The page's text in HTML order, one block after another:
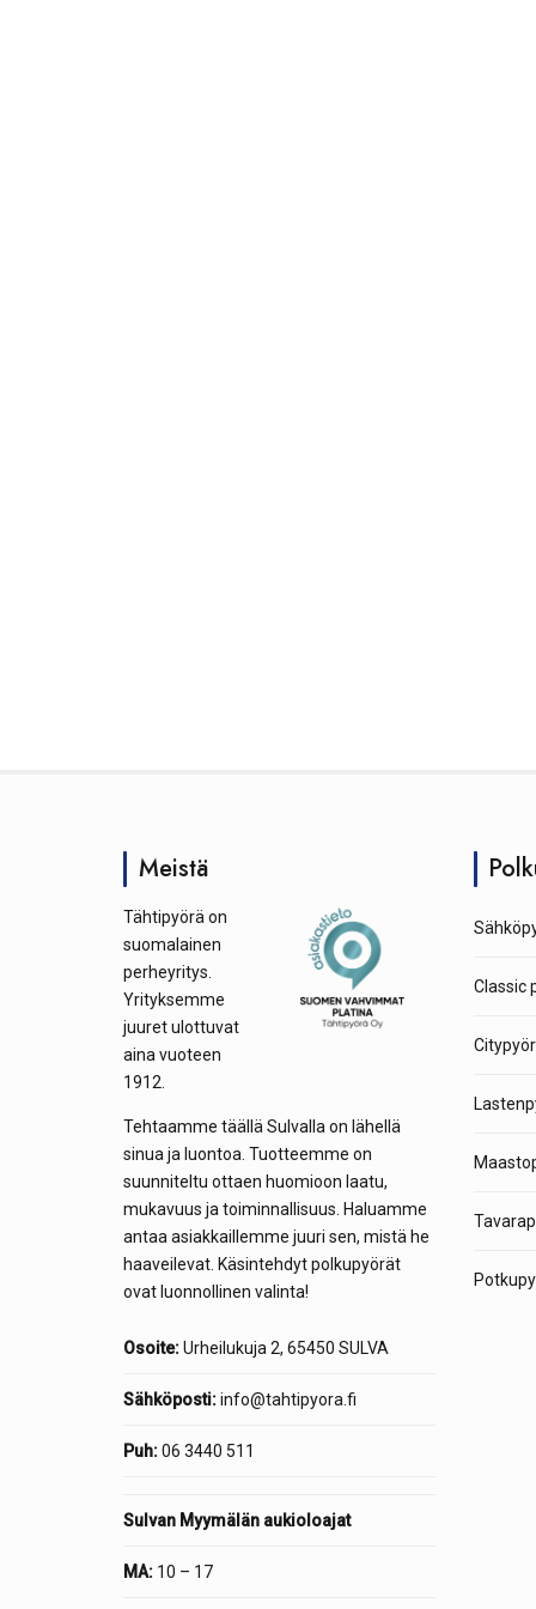
Meistä
Tähtipyörä on
suomalainen
perheyritys.
Yrityksemme
juuret ulottuvat
aina vuoteen
1912.
Tehtaamme täällä Sulvalla on lähellä
sinua ja luontoa. Tuotteemme on
suunniteltu ottaen huomioon laatu,
mukavuus ja toiminnallisuus. Haluamme
antaa asiakkaillemme juuri sen, mistä he
haaveilevat. Käsintehdyt polkupyörät
ovat luonnollinen valinta!
Osoite:Urheilukuja 2, 65450 SULVA
Sähköposti:info@tahtipyora.fi
Puh:06 3440 511
Sulvan Myymälän aukioloajat
MA: 10 – 17
Classic